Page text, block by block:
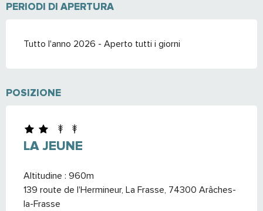
PERIODI DI APERTURA
Tutto l'anno 2026 - Aperto tutti i giorni
POSIZIONE
LA JEUNE
Altitudine : 960m
139 route de l'Hermineur, La Frasse, 74300 Arâches-
la-Frasse